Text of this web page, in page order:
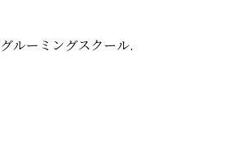
ルーミングスクール.